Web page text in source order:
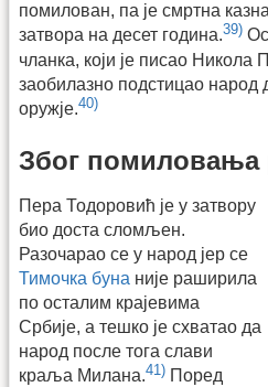
помилован, па је смртна
затвора на десет година.39)
чланка, који је писао Никола
заобилазно подстицао народ
оружје.40)
Због помиловања
Пера Тодоровић је у затвору
био доста сломљен.
Разочарао се у народ јер се
Тимочка буна није раширила
по осталим крајевима
Србије, а тешко је схватао да
народ после тога слави
краља Милана.41) Поред